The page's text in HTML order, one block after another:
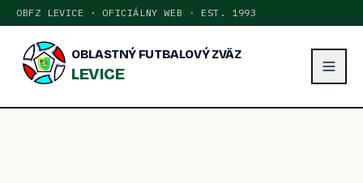
OBFZ LEVICE · OFICIÁLNY WEB · EST. 1993
OBLASTNÝ FUTBALOVÝ ZVÄZ
LEVICE